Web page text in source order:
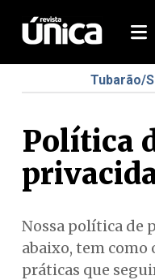
Tubarão/
Política
Nossa política de
abaixo, tem como
práticas que